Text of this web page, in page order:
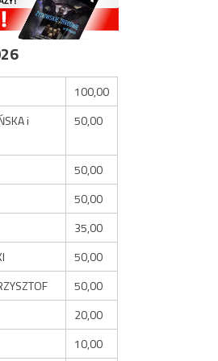
100,00
i
50,00
50,00
50,00
35,00
50,00
50,00
20,00
10,00